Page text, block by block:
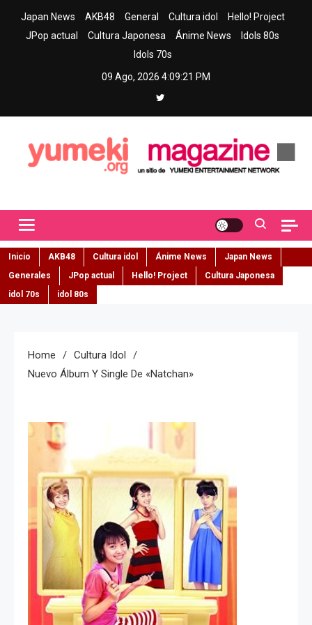
Japan News AKB48 General Cultura idol
Hello! Project
JPop actual
Cultura Japonesa Ánime News
Idols 80s
Idols 70s
09 Ago, 2026 4:09:22 PM
Inicio AKB48 Cultura idol Ánime News
Japan News
Generales
JPop actual Hello! Project
Cultura Japonesa
idol 70s
idol 80s
Home
Cultura Idol
Nuevo Álbum Y Single De «natchan»